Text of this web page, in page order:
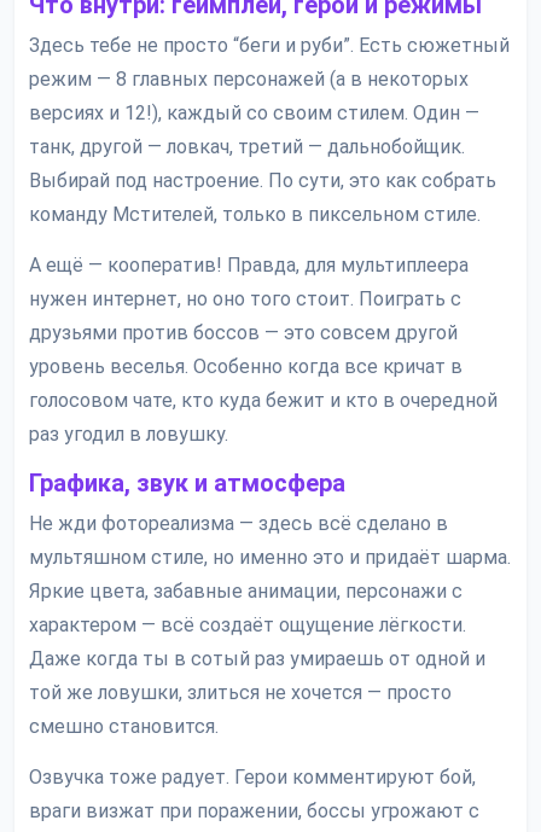
Здесь тебе не просто “беги и руби”. Есть сюжетный
режим — 8 главных персонажей (а в некоторых
версиях и 12!), каждый со своим стилем. Один —
танк, другой — ловкач, третий — дальнобойщик.
Выбирай под настроение. По сути, это как собрать
команду Мстителей, только в пиксельном стиле.
А ещё — кооператив! Правда, для мультиплеера
нужен интернет, но оно того стоит. Поиграть с
друзьями против боссов — это совсем другой
уровень веселья. Особенно когда все кричат в
голосовом чате, кто куда бежит и кто в очередной
раз угодил в ловушку.
Графика, звук и атмосфера
Не жди фотореализма — здесь всё сделано в
мультяшном стиле, но именно это и придаёт шарма.
Яркие цвета, забавные анимации, персонажи с
характером — всё создаёт ощущение лёгкости.
Даже когда ты в сотый раз умираешь от одной и
той же ловушки, злиться не хочется — просто
смешно становится.
Озвучка тоже радует. Герои комментируют бой,
враги визжат при поражении, боссы угрожают с